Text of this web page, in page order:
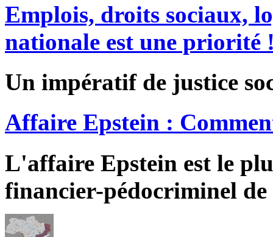
Emplois, droits sociaux,
nationale est une priorité
Un impératif de justice
Affaire Epstein :
L'affaire Epstein est le
financier-pédocriminel